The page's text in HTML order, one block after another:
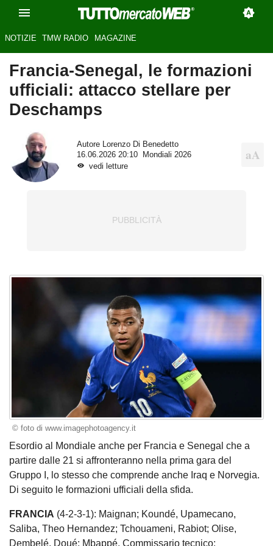
NOTIZIE TMW RADIO MAGAZINE
Francia-Senegal, le formazioni
ufficiali: attacco stellare per
Deschamps
Autore Lorenzo Di Benedetto
16.06.2026 20:10
Mondiali 2026
vedi letture
© foto di www.imagephotoagency.it
Esordio al Mondiale anche per Francia e Senegal che a
partire dalle 21 si affronteranno nella prima gara del
Gruppo I, lo stesso che comprende anche Iraq e Norvegia.
Di seguito le formazioni ufficiali della sfida.
FRANCIA (4-2-3-1): Maignan; Koundé, Upamecano,
Saliba, Theo Hernandez; Tchouameni, Rabiot; Olise,
Dembelé, Doué; Mbappé. Commissario tecnico: